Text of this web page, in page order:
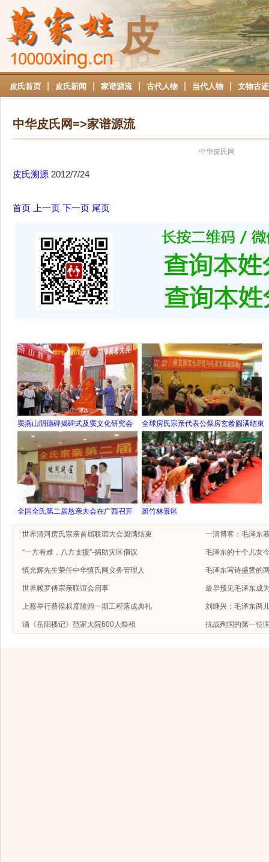
皮
皮氏首页 皮氏新闻 家谱源流 古代人物 当代人物 文物古迹
中华皮氏网=>家谱源流
中华皮氏网
皮氏溯源 2012/7/24
首页 上一页 下一页 尾页
窦燕山阴德碑揭碑式及窦文化研究会 全球房氏宗亲代表公祭房玄龄圆满结束
全国全氏第二届恳亲大会在广西召开 斑竹林景区
世界清河房氏宗亲首届联谊大会圆满结束 一清博客：毛泽东
“一方有难，八方支援”-捐助灾区倡议 毛泽东的十个儿女
慎光辉先生荣任中华慎氏网义务管理人 毛泽东写诗盛赞的
世界赖罗傅宗亲联谊会启事 最早预见毛泽东成
上蔡举行蔡侯叔度陵园一期工程落成典礼 刘继兴：毛泽东两
诵《岳阳楼记》范家大院600人祭祖 抗战殉国的第一位